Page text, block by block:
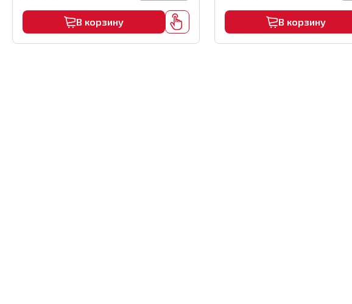
В корзину В корзину